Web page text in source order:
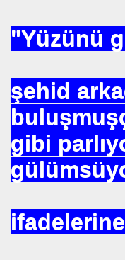
"Yüzünü
şehid
gibi
ŞAMA
VARMI AV
ÇEKEMEZ